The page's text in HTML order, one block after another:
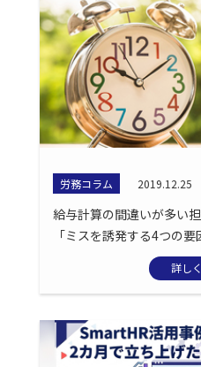
労務コラム 2019.12.25
給与計算の間違いが多い
「ミスを誘発する4つの
詳し